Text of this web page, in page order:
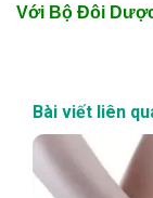
Với Bộ Đôi
Bài viết liên